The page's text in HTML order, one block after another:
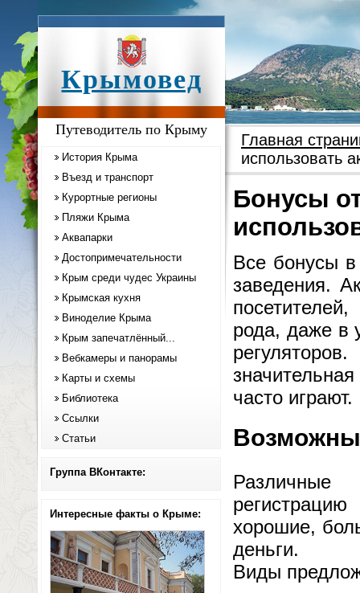
Крымовед
Путеводитель по Крыму
История Крыма
Въезд и транспорт
Курортные регионы
Пляжи Крыма
Аквапарки
Достопримечательности
Крым среди чудес Украины
Крымская кухня
Виноделие Крыма
Крым запечатлённый...
Вебкамеры и панорамы
Карты и схемы
Библиотека
Ссылки
Статьи
Группа ВКонтакте:
Интересные факты о Крыме:
Главная
использовать
Бонусы
Все бонусы в
заведения.
рода, даже в
часто играют.
Различные
хорошие,
деньги.
Виды